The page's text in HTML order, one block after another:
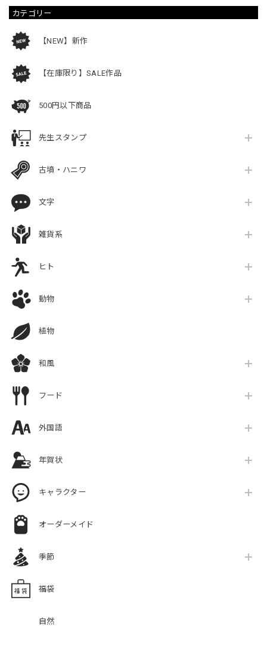
カテゴリー
【NEW】新作
【在庫限り】SALE作品
500円以下商品
先生スタンプ
古墳・ハニワ
文字
雑貨系
ヒト
動物
植物
和風
フード
外国語
年賀状
キャラクター
オーダーメイド
季節
福袋
自然